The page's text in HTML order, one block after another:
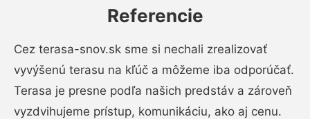
Referencie
Cez terasa-snov.sk sme si nechali zrealizovať
vyvýšenú terasu na kľúč a môžeme iba odporúčať.
Terasa je presne podľa našich predstáv a zároveň
vyzdvihujeme prístup, komunikáciu, ako aj cenu.